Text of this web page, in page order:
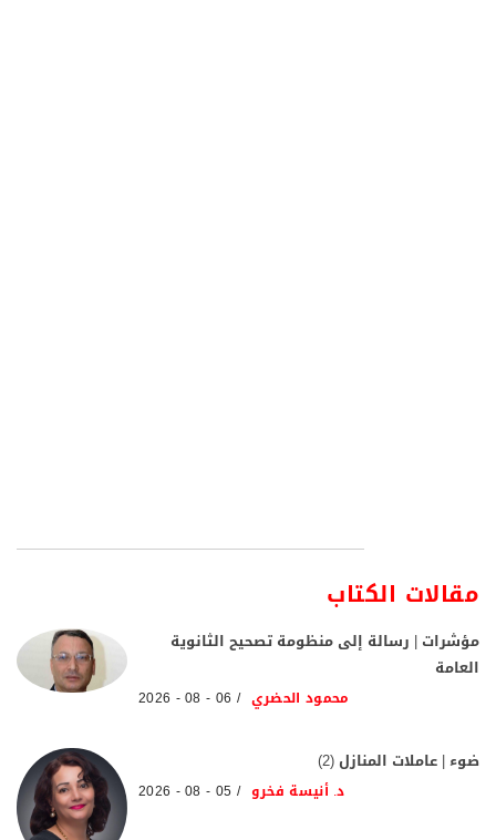
مقالات الكتاب
مؤشرات | رسالة إلى منظومة تصحيح الثانوية
العامة
محمود الحضري 06 - 08 - 2026
ضوء | عاملات المنازل (2)
د. أنيسة فخرو 05 - 08 - 2026